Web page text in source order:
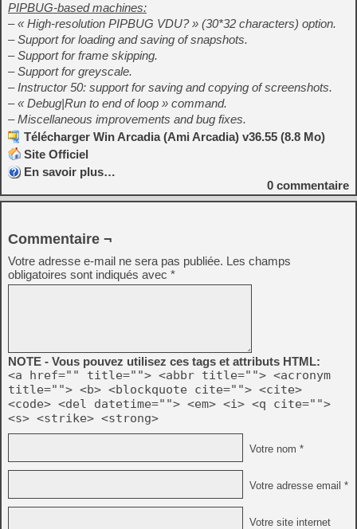
PIPBUG-based machines:
– « High-resolution PIPBUG VDU? » (30*32 characters) option.
– Support for loading and saving of snapshots.
– Support for frame skipping.
– Support for greyscale.
– Instructor 50: support for saving and copying of screenshots.
– « Debug|Run to end of loop » command.
– Miscellaneous improvements and bug fixes.
Télécharger Win Arcadia (Ami Arcadia) v36.55 (8.8 Mo)
Site Officiel
En savoir plus…
0 commentaire
Commentaire ¬
Votre adresse e-mail ne sera pas publiée. Les champs
obligatoires sont indiqués avec *
NOTE - Vous pouvez utilisez ces tags et attributs HTML:
<a href="" title=""> <abbr title=""> <acronym
title=""> <b> <blockquote cite=""> <cite>
<code> <del datetime=""> <em> <i> <q cite="">
<s> <strike> <strong>
Votre nom *
Votre adresse email *
Votre site internet